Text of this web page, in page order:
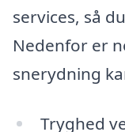
services, så
Nedenfor er
snerydning
Tryghed